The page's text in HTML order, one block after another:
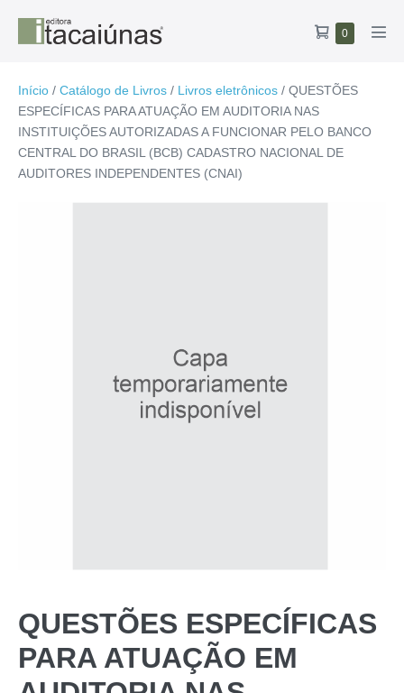
conteúdo
Carrinho
compras
0Itens
Início / Catálogo de Livros / Livros eletrônicos / QUESTÕES
ESPECÍFICAS PARA ATUAÇÃO EM AUDITORIA NAS
INSTITUIÇÕES AUTORIZADAS A FUNCIONAR PELO BANCO
CENTRAL DO BRASIL (BCB) CADASTRO NACIONAL DE
AUDITORES INDEPENDENTES (CNAI)
QUESTÕES ESPECÍFICAS
PARA ATUAÇÃO EM